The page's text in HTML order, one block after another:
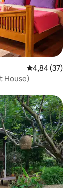
Évaluation
4,84 (37)
House)